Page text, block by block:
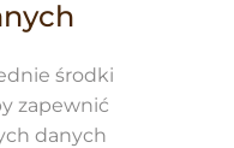
środki
zapewnić
danych